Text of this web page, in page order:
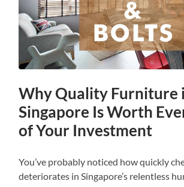
Why Quality Furniture
Singapore Is Worth
of Your Investment
You’ve probably noticed how quickly
deteriorates in Singapore’s relentless